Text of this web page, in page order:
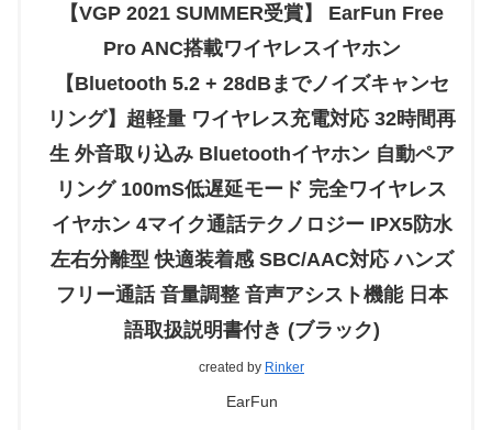
【VGP 2021 SUMMER受賞】 EarFun Free
Pro ANC搭載ワイヤレスイヤホン
【Bluetooth 5.2 + 28dBまでノイズキャンセ
リング】超軽量 ワイヤレス充電対応 32時間再
生 外音取り込み Bluetoothイヤホン 自動ペア
リング 100mS低遅延モード 完全ワイヤレス
イヤホン 4マイク通話テクノロジー IPX5防水
左右分離型 快適装着感 SBC/AAC対応 ハンズ
フリー通話 音量調整 音声アシスト機能 日本
語取扱説明書付き (ブラック)
created by Rinker
EarFun